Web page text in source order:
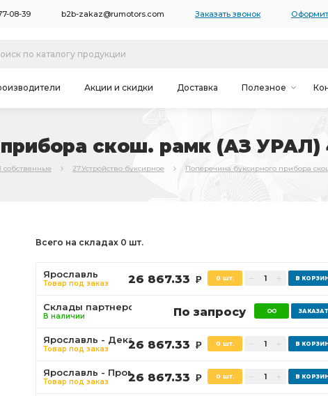
08-39 b2b-zakaz@rumotors.com Заказать звонок
Акции и скидки Доставка Полезное
скош. рамк (АЗ УРАЛ)
27.Устройство буксирное Поперечина буксирного прибора
Всего на складах 0 шт.
Ярославль
Товар под заказ 26 867.33 Р 0 шт.
Склады партнеров
В наличии По запросу
Ярославль - Декабристов
Товар под заказ 26 867.33 Р 0 шт.
Ярославль - Промышленная
Товар под заказ 26 867.33 Р 0 шт.